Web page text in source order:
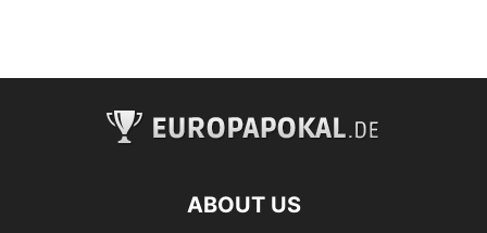
ABOUT US